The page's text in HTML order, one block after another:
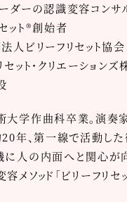
ダーの認識変容コンサ
ット®創始者
人ビリーフリセット協
セット・クリエーション
学作曲科卒業。演奏
年、第一線で活動した
に人の内面へと関心が
メソッド「ビリーフリセ